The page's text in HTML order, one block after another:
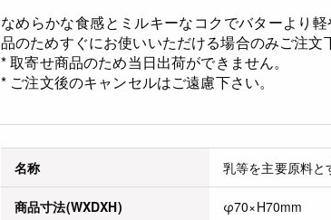
なめらかな食感とミルキーなコクでバターより
品のためすぐにお使いいただける場合のみご注文
* 取寄せ商品のため当日出荷ができません。
* ご注文後のキャンセルはご遠慮下さい。
名称 乳等を主要原料と
商品寸法(WXDXH) φ70×H70mm